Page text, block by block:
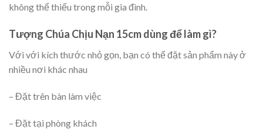
không thể thiếu trong mỗi gia đình.
Tượng Chúa Chịu Nạn 15cm dùng để làm gì?
Với với kích thước nhỏ gọn, bạn có thể đặt sản phẩm này ở
nhiều nơi khác nhau
– Đặt trên bàn làm việc
– Đặt tại phòng khách